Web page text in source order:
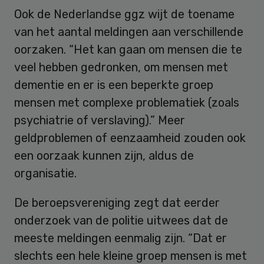
Ook de Nederlandse ggz wijt de toename
van het aantal meldingen aan verschillende
oorzaken. “Het kan gaan om mensen die te
veel hebben gedronken, om mensen met
dementie en er is een beperkte groep
mensen met complexe problematiek (zoals
psychiatrie of verslaving).” Meer
geldproblemen of eenzaamheid zouden ook
een oorzaak kunnen zijn, aldus de
organisatie.
De beroepsvereniging zegt dat eerder
onderzoek van de politie uitwees dat de
meeste meldingen eenmalig zijn. “Dat er
slechts een hele kleine groep mensen is met